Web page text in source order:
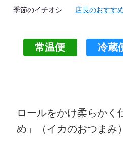
季節のイチオシ 店長のおすす
常温便 冷蔵
ロールをかけ柔らかく
め」（イカのおつまみ